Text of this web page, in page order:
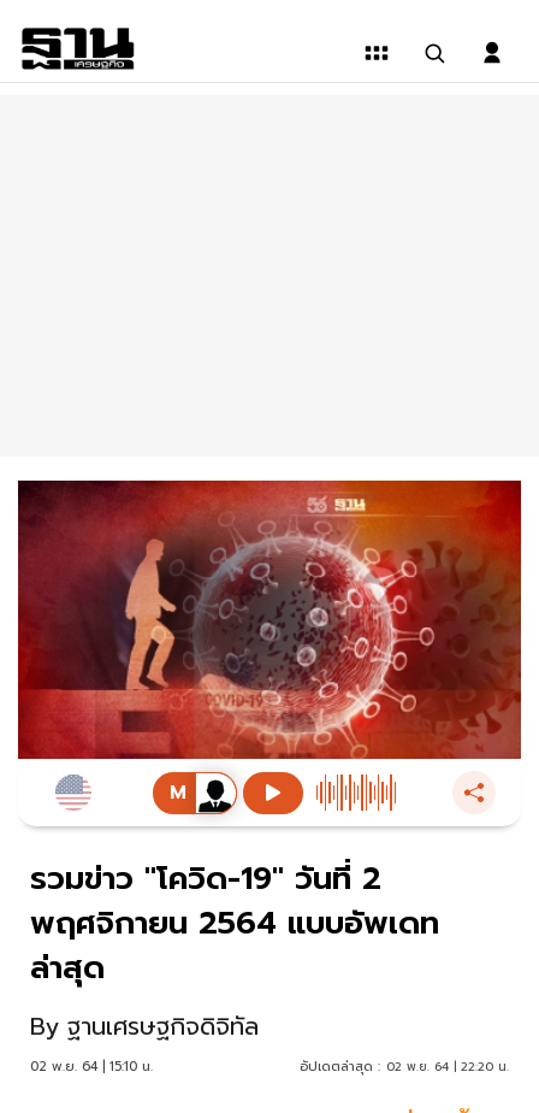
รวมข่าว "โควิด-19" วันที่ 2
พฤศจิกายน 2564 แบบอัพเดท
ล่าสุด
By ฐานเศรษฐกิจดิจิทัล
02 พ.ย. 64 | 15:10 น. อัปเดตล่าสุด : 02 พ.ย. 64 | 22:20 น.